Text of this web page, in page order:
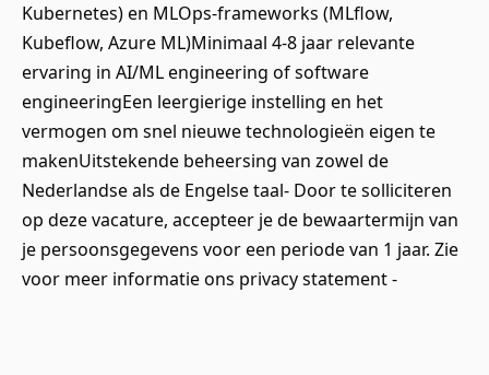
Kubernetes) en MLOps-frameworks (MLflow,
Kubeflow, Azure ML)Minimaal 4-8 jaar relevante
ervaring in AI/ML engineering of software
engineeringEen leergierige instelling en het
vermogen om snel nieuwe technologieën eigen te
makenUitstekende beheersing van zowel de
Nederlandse als de Engelse taal- Door te solliciteren
op deze vacature, accepteer je de bewaartermijn van
je persoonsgegevens voor een periode van 1 jaar. Zie
voor meer informatie ons privacy statement -